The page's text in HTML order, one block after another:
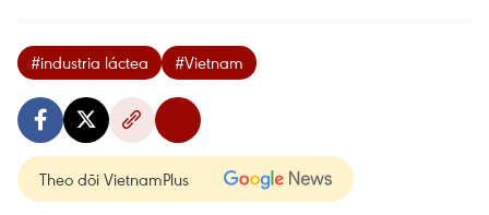
#industria láctea #Vietnam
Theo dõi VietnamPlus